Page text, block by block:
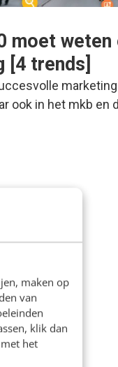
maken op
van
klik dan
het
moet weten
[4 trends]
ook in het mkb en